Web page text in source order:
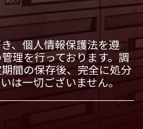
、個人情報保護法を遵
理を行っております。調
間の保存後、完全に処分
は一切ございません。